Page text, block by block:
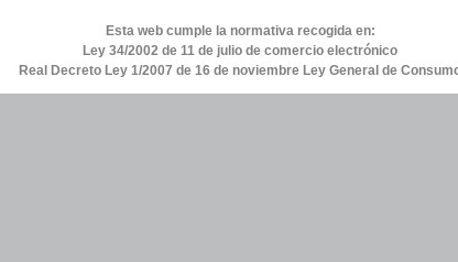
Esta web cumple la normativa recogida en:
Ley 34/2002 de 11 de julio de comercio electrónico
Real Decreto Ley 1/2007 de 16 de noviembre Ley General de